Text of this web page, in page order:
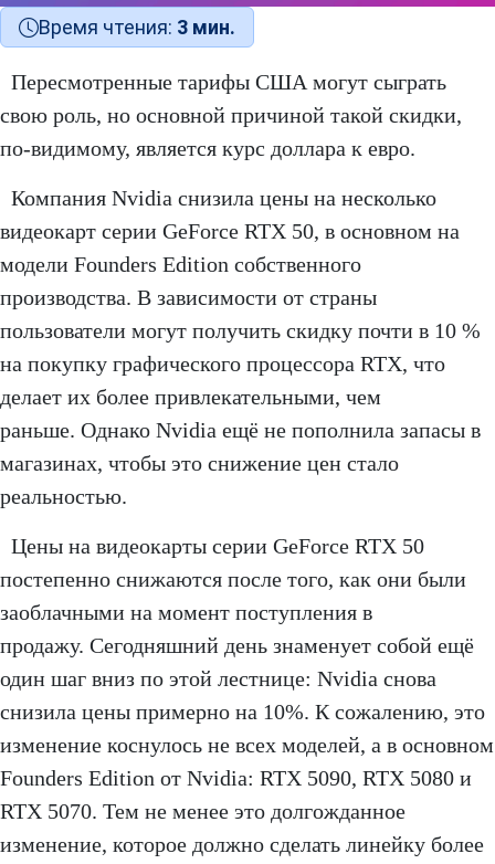
Время чтения: 3 мин.
Пересмотренные тарифы США могут сыграть
свою роль, но основной причиной такой скидки,
по-видимому, является курс доллара к евро.
Компания Nvidia снизила цены на несколько
видеокарт серии GeForce RTX 50, в основном на
модели Founders Edition собственного
производства. В зависимости от страны
пользователи могут получить скидку почти в 10 %
на покупку графического процессора RTX, что
делает их более привлекательными, чем
раньше. Однако Nvidia ещё не пополнила запасы в
магазинах, чтобы это снижение цен стало
реальностью.
Цены на видеокарты серии GeForce RTX 50
постепенно снижаются после того, как они были
заоблачными на момент поступления в
продажу. Сегодняшний день знаменует собой ещё
один шаг вниз по этой лестнице: Nvidia снова
снизила цены примерно на 10%. К сожалению, это
изменение коснулось не всех моделей, а в основном
Founders Edition от Nvidia: RTX 5090, RTX 5080 и
RTX 5070. Тем не менее это долгожданное
изменение, которое должно сделать линейку более